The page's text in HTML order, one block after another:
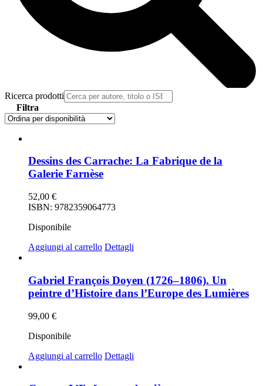
Ricerca prodotti
Filtra
Dessins des Carrache: La Fabrique de la
Galerie Farnèse
52,00 €
ISBN: 9782359064773
Disponibile
Aggiungi al carrello Dettagli
Gabriel François Doyen (1726–1806). Un
peintre d’Histoire dans l’Europe des Lumières
99,00 €
Disponibile
Aggiungi al carrello Dettagli